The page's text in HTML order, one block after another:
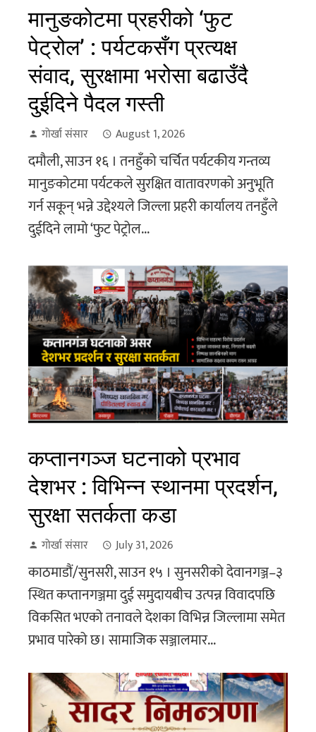
मानुङकोटमा प्रहरीको ‘फुट
पेट्रोल’ : पर्यटकसँग प्रत्यक्ष
संवाद, सुरक्षामा भरोसा बढाउँदै
दुईदिने पैदल गस्ती
गोर्खा संसार August 1, 2026
दमौली, साउन १६ । तनहुँको चर्चित पर्यटकीय गन्तव्य
मानुङकोटमा पर्यटकले सुरक्षित वातावरणको अनुभूति
गर्न सकून् भन्ने उद्देश्यले जिल्ला प्रहरी कार्यालय तनहुँले
दुईदिने लामो ‘फुट पेट्रोल...
कप्तानगञ्ज घटनाको प्रभाव
देशभर : विभिन्न स्थानमा प्रदर्शन,
सुरक्षा सतर्कता कडा
गोर्खा संसार July 31, 2026
काठमाडौं/सुनसरी, साउन १५ । सुनसरीको देवानगञ्ज–३
स्थित कप्तानगञ्जमा दुई समुदायबीच उत्पन्न विवादपछि
विकसित भएको तनावले देशका विभिन्न जिल्लामा समेत
प्रभाव पारेको छ। सामाजिक सञ्जालमार...